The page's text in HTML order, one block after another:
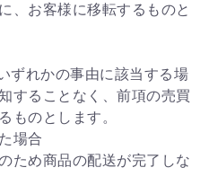
、お客様に移転するものと
ずれかの事由に該当する場
することなく、前項の売買
ものとします。
場合
ため商品の配送が完了しな